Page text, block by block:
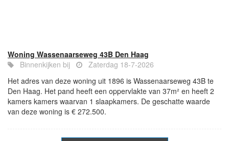
Woning Wassenaarseweg 43B Den Haag
Binnenkijken bij
Zaterdag 18-7-2026
Het adres van deze woning uit 1896 is Wassenaarseweg 43B te
Den Haag. Het pand heeft een oppervlakte van 37m² en heeft 2
kamers kamers waarvan 1 slaapkamers. De geschatte waarde
van deze woning is € 272.500.